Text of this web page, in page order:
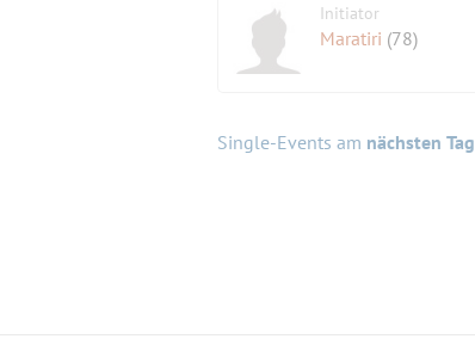
Initiator
Maratiri (78)
Single-Events am nächsten Tag